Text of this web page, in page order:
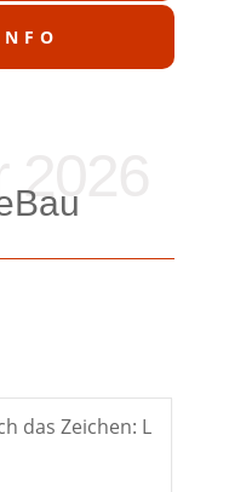
das Zeichen: L